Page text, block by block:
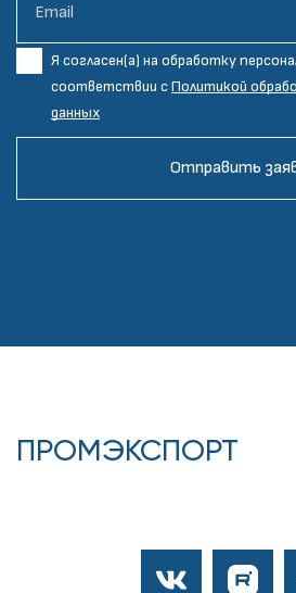
Я согласен(а) на обработку
соответствии сПолитикой
данных
Отправить
ПРОМЭКСПОРТ